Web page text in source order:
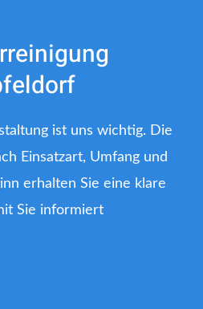
ist uns wichtig. Die
Einsatzart, Umfang und
erhalten Sie eine klare
Sie informiert